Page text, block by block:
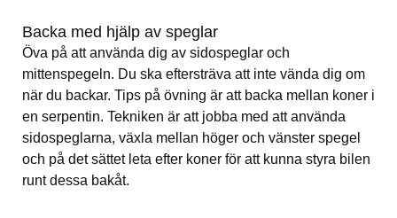
Backa med hjälp av speglar
Öva på att använda dig av sidospeglar och
mittenspegeln. Du ska eftersträva att inte vända dig om
när du backar. Tips på övning är att backa mellan koner i
en serpentin. Tekniken är att jobba med att använda
sidospeglarna, växla mellan höger och vänster spegel
och på det sättet leta efter koner för att kunna styra bilen
runt dessa bakåt.